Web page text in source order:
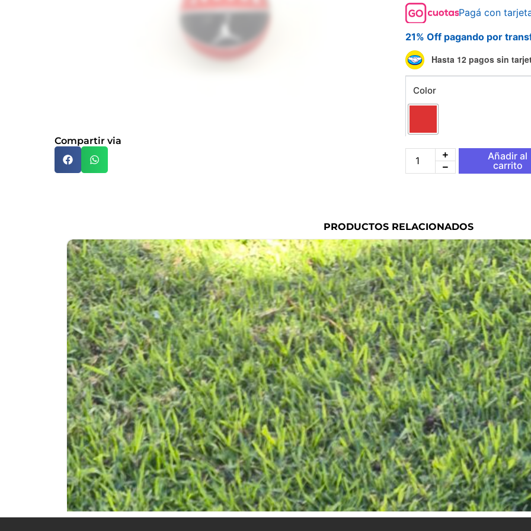
Compartir via
Pagá con
21% Off pagando por
Hasta 12 pagos sin
Color
Llavero
Pelota
de
Basquet
Jordan
Añadir al
carrito
PRODUCTOS RELACIONADOS